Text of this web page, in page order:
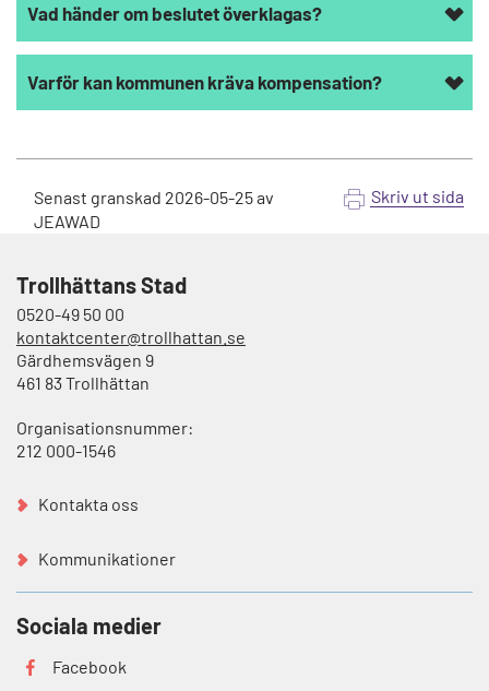
Vad händer om beslutet överklagas?
Varför kan kommunen kräva kompensation?
Senast granskad 2026-05-25av
JEAWAD
Skriv ut sida
Trollhättans Stad
0520-49 50 00
kontaktcenter@trollhattan.se
Gärdhemsvägen 9
461 83 Trollhättan
Organisationsnummer:
212 000-1546
Kontakta oss
Kommunikationer
Sociala medier
Facebook